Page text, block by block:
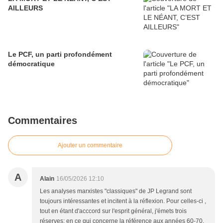
AILLEURS
Le PCF, un parti profondément
démocratique
Commentaires
Ajouter un commentaire
A Alain 16/05/2026 12:10
Les analyses marxistes "classiques" de JP Legrand sont
toujours intéressantes et incitent à la réflexion. Pour celles-ci ,
tout en étant d'acccord sur l'esprit général, j'émets trois
réserves: en ce qui concerne la référence aux années 60-70,